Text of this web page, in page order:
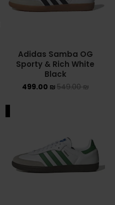
Adidas Samba OG
Sporty & Rich White
Black
549.00₪
499.00 ₪